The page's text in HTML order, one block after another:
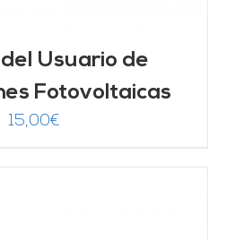
Usuario de
Fotovoltaicas
15,00€